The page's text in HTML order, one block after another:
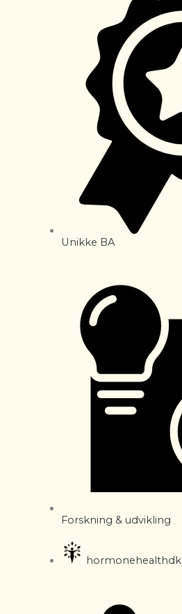
Unikke BA
Forskning & udvikling
hormonehealthdk